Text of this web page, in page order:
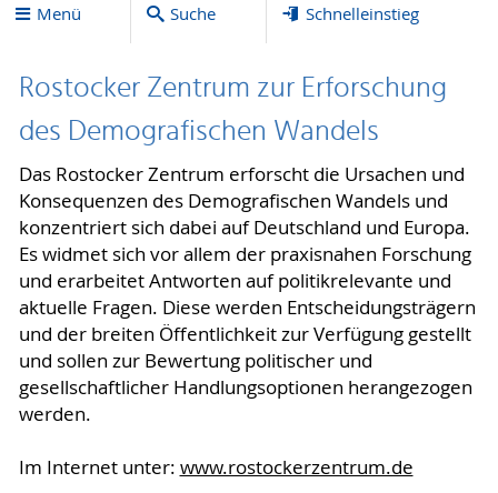
Menü Suche Schnelleinstieg
Rostocker Zentrum zur Erforschung
des Demografischen Wandels
Das Rostocker Zentrum erforscht die Ursachen und
Konsequenzen des Demografischen Wandels und
konzentriert sich dabei auf Deutschland und Europa.
Es widmet sich vor allem der praxisnahen Forschung
und erarbeitet Antworten auf politikrelevante und
aktuelle Fragen. Diese werden Entscheidungsträgern
und der breiten Öffentlichkeit zur Verfügung gestellt
und sollen zur Bewertung politischer und
gesellschaftlicher Handlungsoptionen herangezogen
werden.
Im Internet unter: www.rostockerzentrum.de